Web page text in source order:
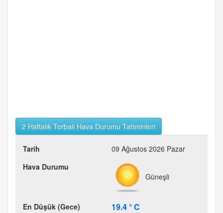
2 Haftalık Torbalı Hava Durumu Tahminleri
09 Ağustos 2026 Pazar
Güneşli
19.4 ° C